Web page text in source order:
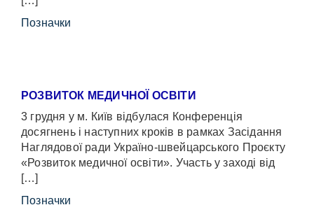
Позначки
РОЗВИТОК МЕДИЧНОЇ ОСВІТИ
3 грудня у м. Київ відбулася Конференція
досягнень і наступних кроків в рамках Засідання
Наглядової ради Україно-швейцарського Проєкту
«Розвиток медичної освіти». Участь у заході від
[…]
Позначки